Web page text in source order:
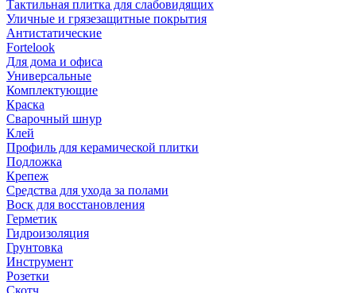
Тактильная плитка для слабовидящих
Уличные и грязезащитные покрытия
Антистатические
Fortelook
Для дома и офиса
Универсальные
Комплектующие
Краска
Сварочный шнур
Клей
Профиль для керамической плитки
Подложка
Крепеж
Средства для ухода за полами
Воск для восстановления
Герметик
Гидроизоляция
Грунтовка
Инструмент
Розетки
Скотч